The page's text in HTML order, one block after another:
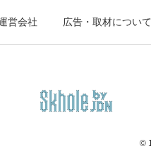
営会社 広告・取材について
©